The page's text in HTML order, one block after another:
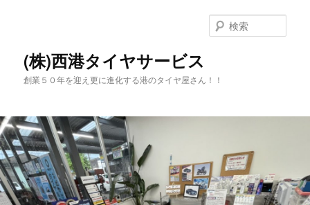
へ
移
動
移
動
(株)西港タイヤサービス
創業５０年を迎え更に進化する港のタイヤ屋さん！！
索